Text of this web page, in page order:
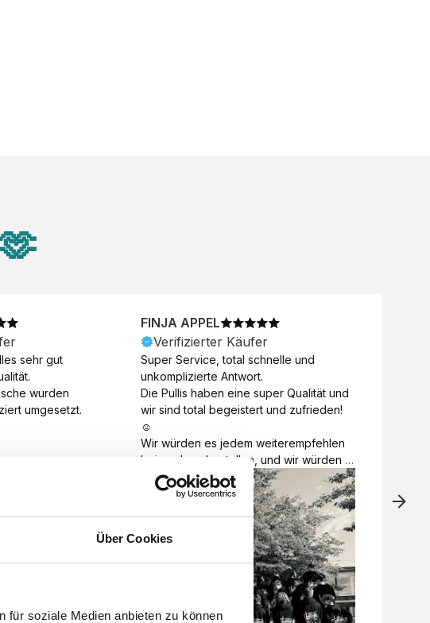
Über Cookies
für soziale Medien anbieten zu können
sehr gut
wurden
umgesetzt.
FINJA APPEL
Verifizierter Käufer
Super Service, total schnelle und
unkomplizierte Antwort.
Die Pullis haben eine super Qualität und
wir sind total begeistert und zufrieden!
☺️
Wir würden es jedem weiterempfehlen
bei euch zu bestellen, und wir würden
es auch sofort nochmal tun!
Vielen Dank für alles 😊